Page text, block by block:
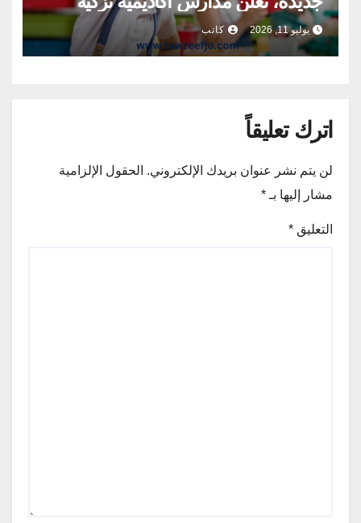
الدولية عن حاجتها إلى كوادر تعليمية
متميزة للانضمام إلى فريقها في
الوظائف التالية
يوليو 11, 2026 كاتب
اترك تعليقاً
لن يتم نشر عنوان بريدك الإلكتروني. الحقول الإلزامية
مشار إليها بـ *
التعليق *